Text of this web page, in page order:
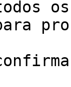
os